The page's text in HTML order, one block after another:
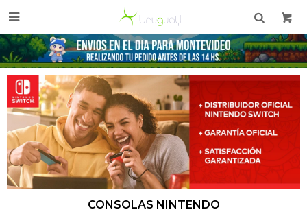

CONSOLAS NINTENDO